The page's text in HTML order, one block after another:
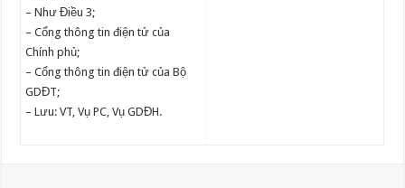
– Như Điều 3;
– Cổng thông tin điện tử của
Chính phủ;
– Cổng thông tin điện tử của Bộ
GDĐT;
– Lưu: VT, Vụ PC, Vụ GDĐH.